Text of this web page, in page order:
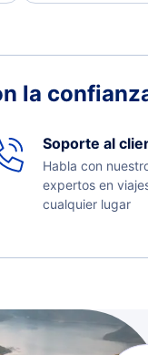
la
Soporte al
Habla con
expertos en
cualquier lugar